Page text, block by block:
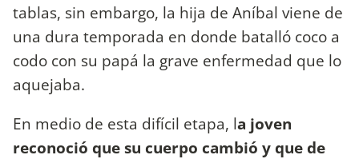
tablas, sin embargo, la hija de Aníbal viene de
una dura temporada en donde batalló coco a
codo con su papá la grave enfermedad que lo
aquejaba.
En medio de esta difícil etapa, la joven
reconoció que su cuerpo cambió y que de